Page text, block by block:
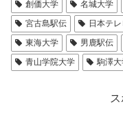
創価大学
名城大学
宮古島駅伝
日本テ
東海大学
男鹿駅伝
青山学院大学
駒澤大